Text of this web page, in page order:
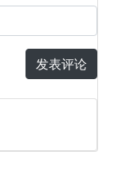
发表评论